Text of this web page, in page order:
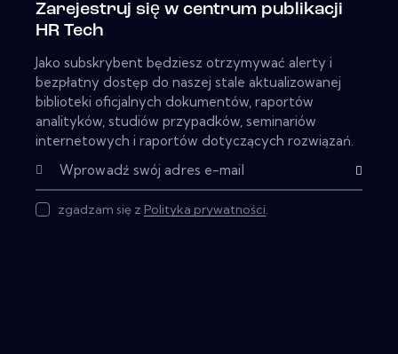
Zarejestruj się w centrum publikacji
HR Tech
Jako subskrybent będziesz otrzymywać alerty i
bezpłatny dostęp do naszej stale aktualizowanej
biblioteki oficjalnych dokumentów, raportów
analityków, studiów przypadków, seminariów
internetowych i raportów dotyczących rozwiązań.
Subscribe
zgadzam się z Polityka prywatności.